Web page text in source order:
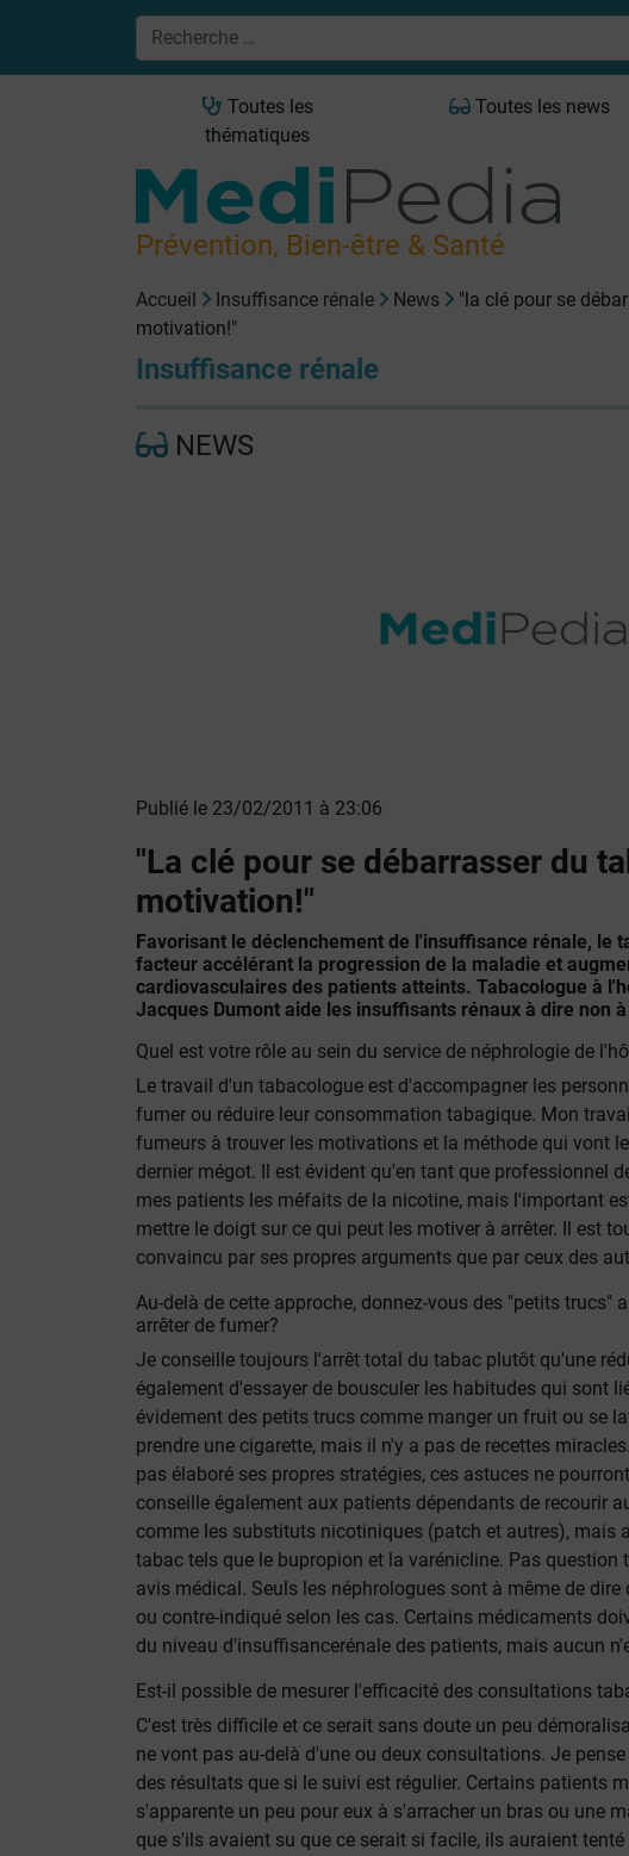
Toutes les
thématiques
Toutes les news
Prévention, Bien-être & Santé
Accueil Insuffisance rénale News
"la clé pour se
motivation!"
Insuffisance rénale
NEWS
Publié le 23/02/2011 à 23:06
"La clé pour se débarrasser du
motivation!"
Favorisant le déclenchement de l'insuffisance rénale, le
facteur accélérant la progression de la maladie et
cardiovasculaires des patients atteints. Tabacologue à
Jacques Dumont aide les insuffisants rénaux à dire non
Quel est votre rôle au sein du service de néphrologie de
Le travail d'un tabacologue est d'accompagner les
fumer ou réduire leur consommation tabagique. Mon
fumeurs à trouver les motivations et la méthode qui vont
dernier mégot. Il est évident qu'en tant que professionnel
mes patients les méfaits de la nicotine, mais l'important
mettre le doigt sur ce qui peut les motiver à arrêter. Il est
convaincu par ses propres arguments que par ceux des
Au-delà de cette approche, donnez-vous des "petits trucs"
arrêter de fumer?
Je conseille toujours l'arrêt total du tabac plutôt qu'une
également d'essayer de bousculer les habitudes qui sont
évidement des petits trucs comme manger un fruit ou se
prendre une cigarette, mais il n'y a pas de recettes
pas élaboré ses propres stratégies, ces astuces ne
conseille également aux patients dépendants de recourir
comme les substituts nicotiniques (patch et autres), mais
tabac tels que le bupropion et la varénicline. Pas
avis médical. Seuls les néphrologues sont à même de
ou contre-indiqué selon les cas. Certains médicaments
du niveau d'insuffisancerénale des patients, mais aucun
Est-il possible de mesurer l'efficacité des consultations
C'est très difficile et ce serait sans doute un peu
ne vont pas au-delà d'une ou deux consultations. Je
des résultats que si le suivi est régulier. Certains patients
s'apparente un peu pour eux à s'arracher un bras ou une
que s'ils avaient su que ce serait si facile, ils auraient